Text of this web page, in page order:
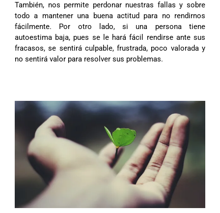
También, nos permite perdonar nuestras fallas y sobre
todo a mantener una buena actitud para no rendirnos
fácilmente. Por otro lado, si una persona tiene
autoestima baja, pues se le hará fácil rendirse ante sus
fracasos, se sentirá culpable, frustrada, poco valorada y
no sentirá valor para resolver sus problemas.